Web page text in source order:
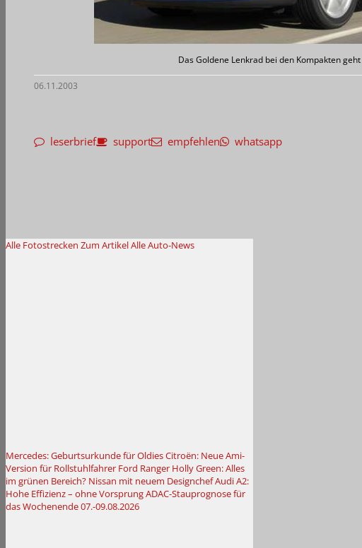
Das Goldene Lenkrad bei den Kompakten
06.11.2003
leserbrief support empfehlen whatsapp
Alle Fotostrecken Zum ArtikelAlle Auto-News
Mercedes: Geburtsurkunde für OldiesCitroën: Neue Ami-
Version für Rollstuhlfahrer Ford Ranger Holly Green: Alles
im grünen Bereich? Nissan mit neuem DesignchefAudi A2:
Hohe Effizienz – ohne VorsprungADAC-Stauprognose für
das Wochenende 07.-09.08.2026